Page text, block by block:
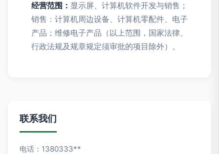
经营范围： 显示屏、计算机软件开发与销售；
销售：计算机周边设备、计算机零配件、电子
产品；维修电子产品（以上范围，国家法律、
行政法规及规章规定须审批的项目除外）。
联系我们
电话：1380333**